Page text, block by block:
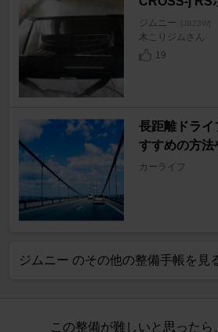
ジムニー [JB23W]
木こりジムさん
19
長距離ドラ
すすめの方法
カーライフ
ジムニー のその他の整備手帳を見
この整備が難しいと思ったら